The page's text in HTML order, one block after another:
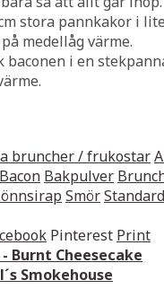
stora pannkakor i
medellåg värme.
baconen i en
bruncher / frukostar
Bacon Bakpulver
Smör
Pinterest Print
Burnt Cheesecake
Smokehouse